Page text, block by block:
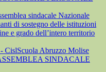
sindacale Nazionale
di sostegno delle istituzioni
e grado dell’intero territorio
CislScuola Abruzzo Molise
SINDACALE